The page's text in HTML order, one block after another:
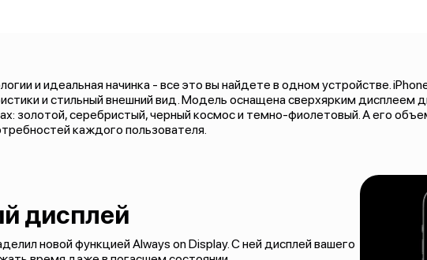
и идеальная начинка - все это вы найдете в одном устройстве.
и стильный внешний вид. Модель оснащена сверхярким дисплеем
золотой, серебристый, черный космос и темно-фиолетовый. А его
каждого пользователя.
дисплей
новой функцией Always on Display. С ней дисплей вашего